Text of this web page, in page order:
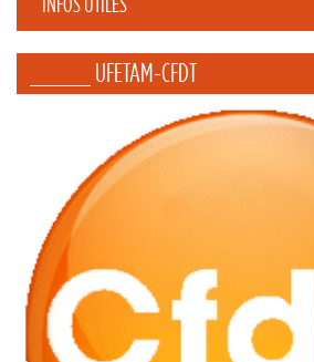
_____ UFETAM-CFDT